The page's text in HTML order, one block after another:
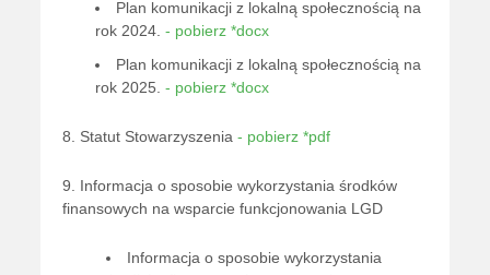
Plan komunikacji z lokalną społecznością na
rok 2024.- pobierz *docx
Plan komunikacji z lokalną społecznością na
rok 2025.- pobierz *docx
8. Statut Stowarzyszenia- pobierz *pdf
9. Informacja o sposobie wykorzystania środków
finansowych na wsparcie funkcjonowania LGD
Informacja o sposobie wykorzystania